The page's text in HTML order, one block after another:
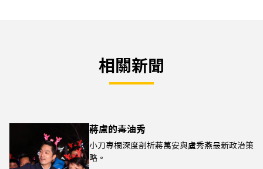
相關新聞
蔣盧的毒油秀
小刀專欄深度剖析蔣萬安與盧秀燕最新政治策
略。